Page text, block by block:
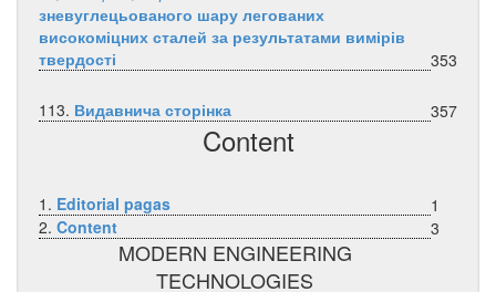
зневуглецьованого шару легованих
високоміцних сталей за результатами вимірів
твердості
353
113. Видавнича сторінка 357
Content
1. Editorial pagas
1
2. Content 3
MODERN ENGINEERING
TECHNOLOGIES